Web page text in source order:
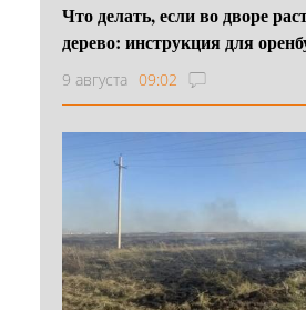
Что делать, если во дворе
дерево: инструкция для
9 августа 09:02